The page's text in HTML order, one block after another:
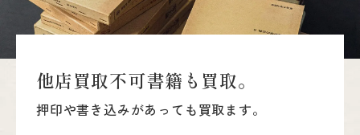
他店買取不可書籍 も 買取。
押印や書き込みがあっても買取ます。